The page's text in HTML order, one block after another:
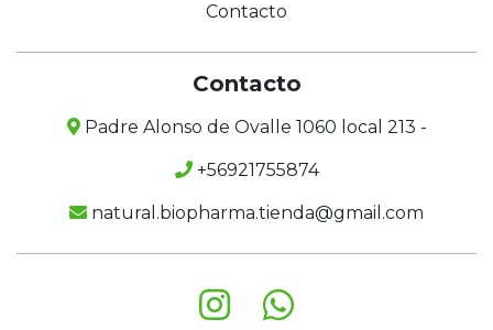
Contacto
Contacto
Padre Alonso de Ovalle 1060 local 213 -
+56921755874
natural.biopharma.tienda@gmail.com